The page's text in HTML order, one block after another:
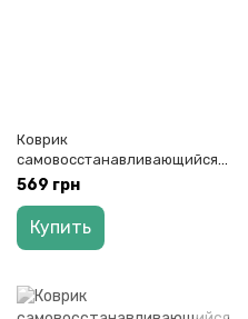
Коврик
самовосстанавливающийся
А3 450х300х3 мм
569 грн
Купить